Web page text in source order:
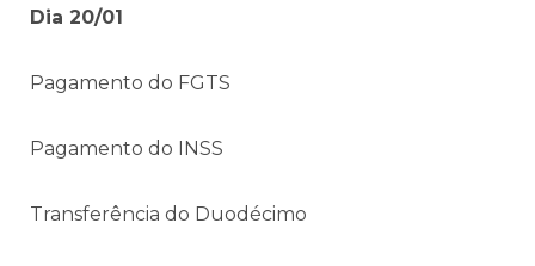
Dia 20/01
Pagamento do FGTS
Pagamento do INSS
Transferência do Duodécimo